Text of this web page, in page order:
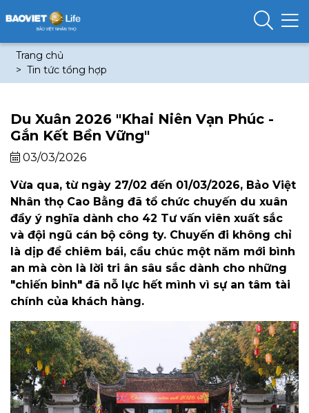
Trang chủ
Tin tức tổng hợp
Du Xuân 2026 "Khai Niên Vạn Phúc -
Gắn Kết Bền Vững"
03/03/2026
Vừa qua, từ ngày 27/02 đến 01/03/2026, Bảo Việt
Nhân thọ Cao Bằng đã tổ chức chuyến du xuân
đầy ý nghĩa dành cho 42 Tư vấn viên xuất sắc
và đội ngũ cán bộ công ty. Chuyến đi không chỉ
là dịp để chiêm bái, cầu chúc một năm mới bình
an mà còn là lời tri ân sâu sắc dành cho những
"chiến binh" đã nỗ lực hết mình vì sự an tâm tài
chính của khách hàng.